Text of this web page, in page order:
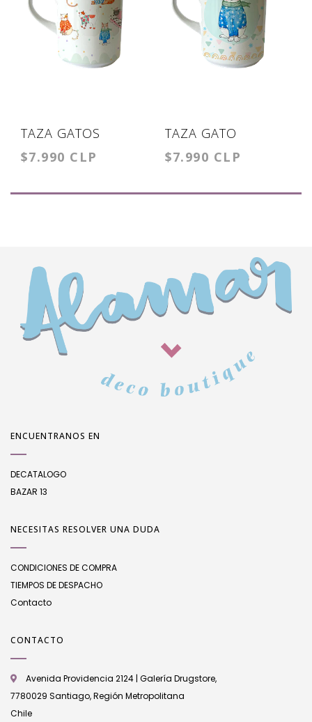
TAZA GATOS
VESTIDOS
$7.990 CLP
TAZA GATO
VESTIDO BUFANDA
$7.990 CLP
ENCUENTRANOS EN
DECATALOGO
BAZAR 13
NECESITAS RESOLVER UNA DUDA
CONDICIONES DE COMPRA
TIEMPOS DE DESPACHO
Contacto
CONTACTO
Avenida Providencia 2124 | Galería Drugstore,
7780029 Santiago, Región Metropolitana
Chile